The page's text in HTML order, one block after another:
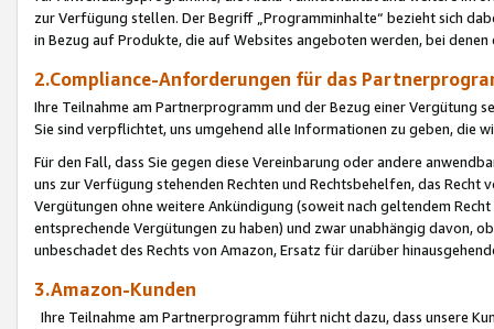
zur Verfügung stellen. Der Begriff „Programminhalte“ bezieht sich
in Bezug auf Produkte, die auf Websites angeboten werden, bei
2.Compliance-Anforderungen für das
Ihre Teilnahme am Partnerprogramm und der Bezug einer Vergütung
Sie sind verpflichtet, uns umgehend alle Informationen zu geben, die
Für den Fall, dass Sie gegen diese Vereinbarung oder andere
uns zur Verfügung stehenden Rechten und Rechtsbehelfen, das
Vergütungen ohne weitere Ankündigung (soweit nach geltendem
entsprechende Vergütungen zu haben) und zwar unabhängig davon,
unbeschadet des Rechts von Amazon, Ersatz für darüber
3.Amazon-Kunden
Ihre Teilnahme am Partnerprogramm führt nicht dazu, dass unsere